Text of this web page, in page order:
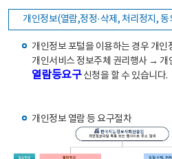
개인정보(열람,정정·삭제, 처리정지,
개인정보 포털을 이용하는 경우 개
개인서비스 정보주체 권리행사 →
열람등요구신청을 할 수 있습니다.
개인정보 열람 등 요구절차